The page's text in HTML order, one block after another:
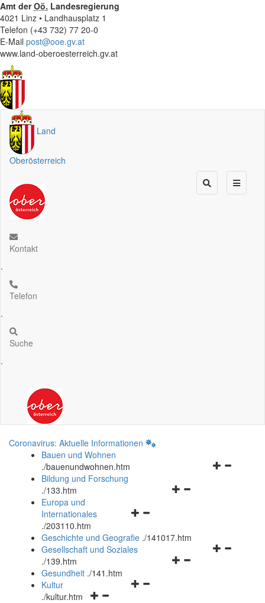
Amt derOö. Landesregierung
4021 Linz • Landhausplatz 1
Telefon (+43 732) 77 20-0
E-Mail post@ooe.gv.at
www.land-oberoesterreich.gv.at
Land
Oberösterreich
Kontakt
.
Telefon
.
Suche
.
Coronavirus: Aktuelle Informationen
Bauen und Wohnen
./bauenundwohnen.htm
Navigationsmenü
Bildung und Forschung
./133.htm
Navigationsmenü
und
schließen
Europa und
Internationales
./203110.htm
Geschichte und Geografie ./141017.htm
Navigationsmenü
Gesellschaft und Soziales
./139.htm
Navigationsmenü
Gesundheit ./141.htm
Navigationsmenü
Kultur
./kultur.htm